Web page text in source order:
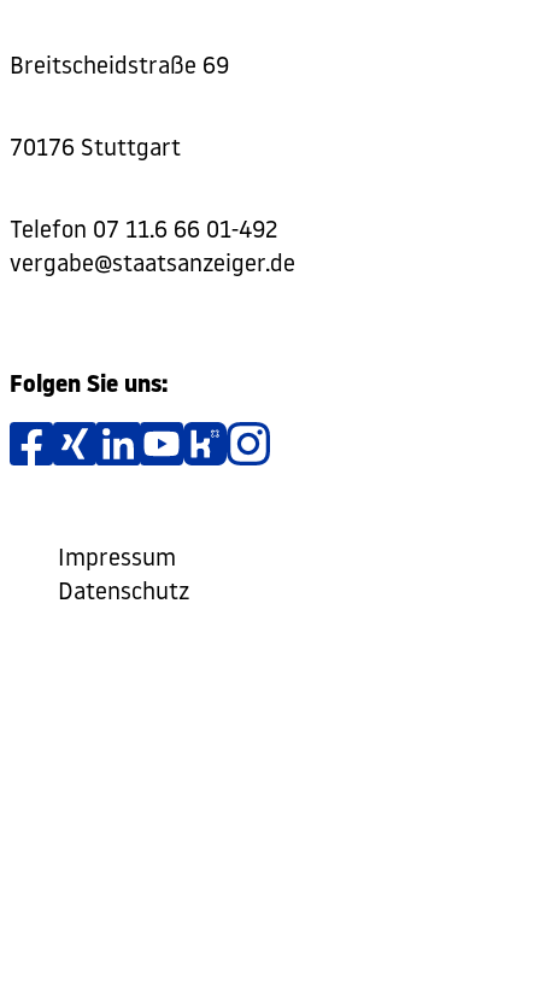
Breitscheidstraße 69
70176 Stuttgart
Telefon 07 11.6 66 01-492
vergabe@staatsanzeiger.de
Folgen Sie uns:
Impressum
Datenschutz